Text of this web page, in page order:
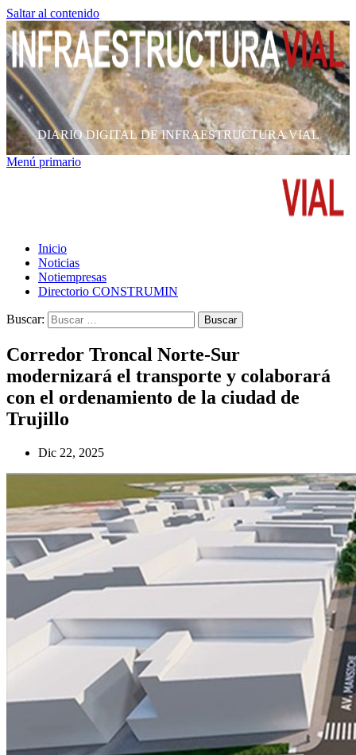
Saltar al contenido
DIARIO DIGITAL DE INFRAESTRUCTURA VIAL
Menú primario
Inicio
Noticias
Notiempresas
Directorio CONSTRUMIN
Buscar:
Corredor Troncal Norte-Sur
modernizará el transporte y colaborará
con el ordenamiento de la ciudad de
Trujillo
Dic 22, 2025